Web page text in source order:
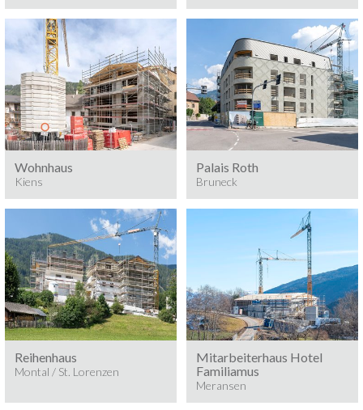
Wohnhaus
Kiens
Kiens
Baumeisterarbeiten 2026
Palais Roth
Bruneck
Baumeisterarbeiten 2025
BRUNECK
Reihenhaus
Montal / St. Lorenzen
Baumeisterarbeiten 2025
MONTAL / ST. LORENZEN
Mitarbeiterhaus Hotel
Familiamus
Meransen
Baumeisterarbeiten 2025
MERANSEN